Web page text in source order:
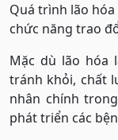
Quá trình lão hóa
chức năng trao
Mặc dù lão hóa
tránh khỏi, chất
nhân chính
phát triển các